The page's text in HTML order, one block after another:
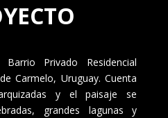
Privado Residencial
Carmelo, Uruguay. Cuenta
y el paisaje se
grandes lagunas y